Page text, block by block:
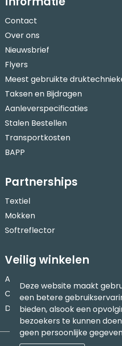
Contact
Over ons
Nieuwsbrief
Flyers
Meest gebruikte
Taksen en Bijdragen
Aanleverspecificaties
Stalen Bestellen
Transportkosten
BAPP
Partnerships
Textiel
Mokken
Softreflector
Veilig winkelen
Algemene voorwaarden
Cookieverklaring
Disclaimer
Deze website maakt
een betere
bieden, alsook een
bezoekers te kunnen
geen persoonlijke